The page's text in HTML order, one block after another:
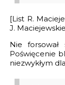
[List R.
J.
Nie
Poświęcenie
niezwykłym